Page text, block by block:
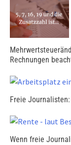
Rechnungen
Freie
Wenn freie